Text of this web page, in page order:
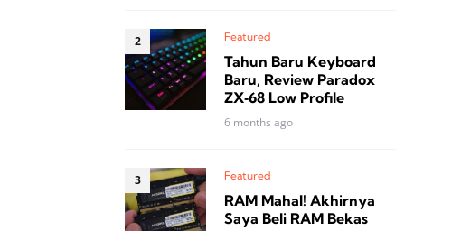
Featured
Tahun Baru Keyboard
Baru, Review Paradox
ZX‑68 Low Profile
6 months ago
Featured
RAM Mahal! Akhirnya
Saya Beli RAM Bekas